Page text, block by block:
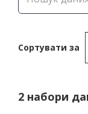
Сортувати за
2 набори